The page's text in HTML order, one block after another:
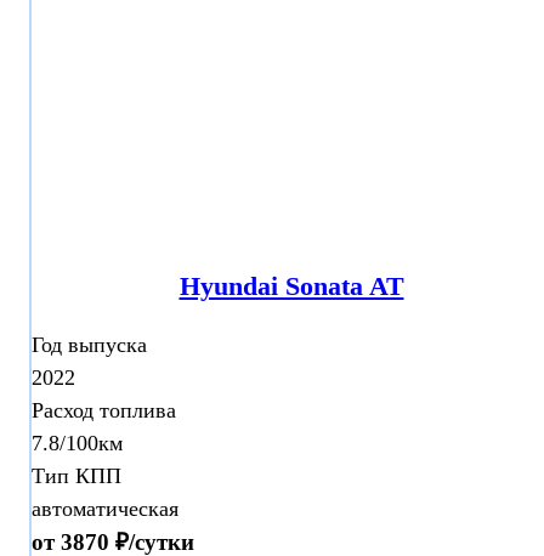
Hyundai Sonata AT
Год выпуска
2022
Расход топлива
7.8/100км
Тип КПП
автоматическая
от 3870 ₽/сутки